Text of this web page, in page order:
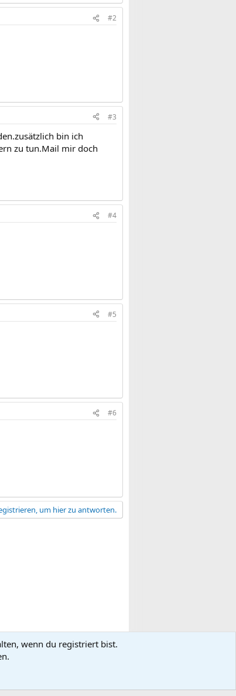
#2
#3
bin ich
zu tun.Mail mir doch
#4
#5
#6
um hier zu antworten.
Datenschutz
wenn du registriert bist.